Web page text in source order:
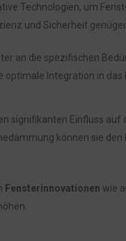
Technologien, um
und Sicherheit
an die spezifischen
Integration in
signifikanten Einfluss
können sie
Fensterinnovationen wie